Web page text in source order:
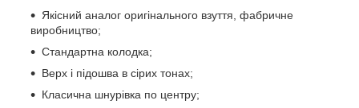
Якісний аналог оригінального взуття, фабричне
виробництво;
Стандартна колодка;
Верх і підошва в сірих тонах;
Класична шнурівка по центру;